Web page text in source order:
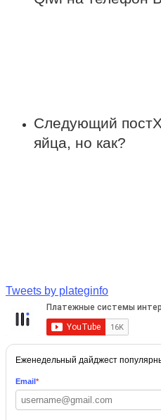
Следующий пост
яйца, но как?
Tweets by plateginfo
Еженедельный дайджест
Email*